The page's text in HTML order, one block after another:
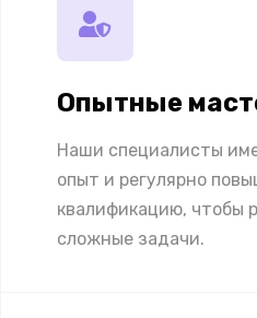
Опытные
Наши специалисты
опыт и регулярно
квалификацию, чтобы
сложные задачи.